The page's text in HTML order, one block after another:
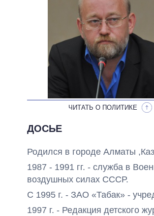
ОБЕЩАНИЯ В ПРОЦЕССЕ
ВСЕ ОБЕЩАНИЯ
АРХИВНЫЕ ОБЕЩАНИЯ
ЧИТАТЬ О ПОЛИТИКЕ
ДОСЬЕ
Родился в городе Алматы
1987 - 1991 гг. - служба в
воздушных силах СССР.
С 1995 г. - ЗАО «Табак» -
1997 г. - Редакция детского